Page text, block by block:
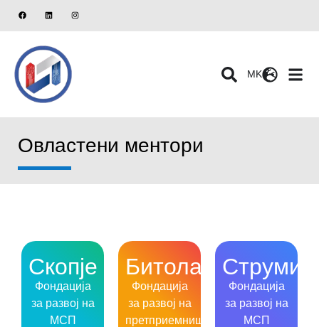
MK
Овластени ментори
Скопје
Фондација
за развој на
МСП
Битола
Фондација
за развој на
претприемништво
Фондација
за развој на
МСП